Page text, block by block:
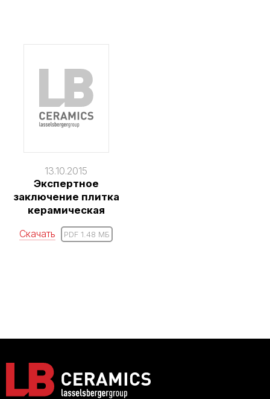
13.10.2015
Экспертное
заключение плитка
керамическая
Скачать
PDF 1.48 MБ